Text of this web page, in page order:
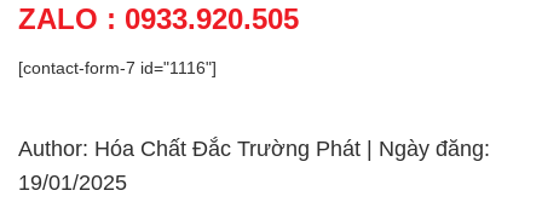
ZALO : 0933.920.505
[contact-form-7 id="1116"]
Author: Hóa Chất Đắc Trường Phát | Ngày đăng:
19/01/2025